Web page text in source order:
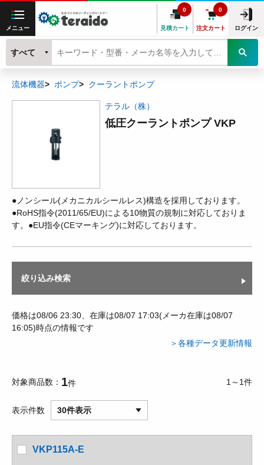
メニュー 見積カート
0
注文カート
0
ログイン
すべて
流体機器 ポンプ クーラントポンプ
テラル（株）
低圧クーラントポンプ VKP
●ノンシール(メカニカルシールレス)構造を採用しております。
●RoHS指令(2011/65/EU)による10物質の規制に対応しておりま
す。●EU指令(CEマーキング)に対応しております。
絞り込み検索
価格は08/06 23:30、在庫は08/07 17:03(メーカ在庫は08/07
16:05)時点の情報です
＞各種データ更新情報
対象商品数 1件 1～1件
表示件数 30件表示
VKP115A-E